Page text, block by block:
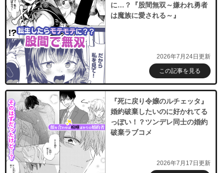
に…？『股間無双～嫌われ勇者
は魔族に愛される～』
2026年7月24日更新
この記事を見る
『死に戻り令嬢のルチェッタ』
婚約破棄したいのに好かれてる
っぽい！？ツンデレ同士の婚約
破棄ラブコメ
2026年7月17日更新